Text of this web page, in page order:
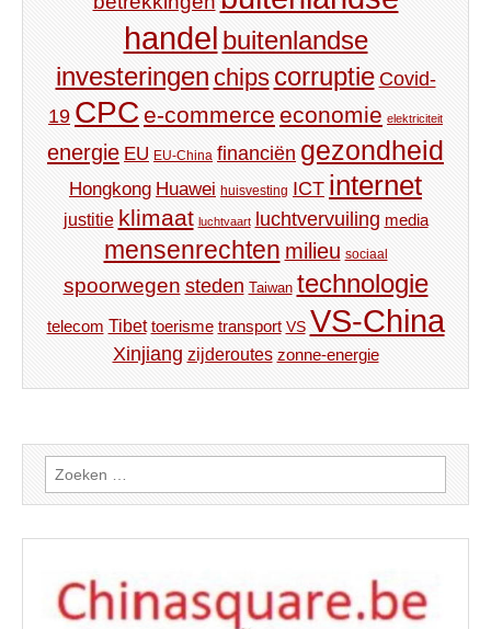
handel buitenlandse
investeringen chips corruptie Covid-
19 CPC e-commerce economie elektriciteit
energie EU EU-China financiën gezondheid
Hongkong Huawei huisvesting ICT internet
justitie klimaat luchtvaart luchtvervuiling media
mensenrechten milieu sociaal
spoorwegen steden Taiwan technologie
telecom Tibet toerisme transport VS VS-China
Xinjiang zijderoutes zonne-energie
Zoeken
naar: